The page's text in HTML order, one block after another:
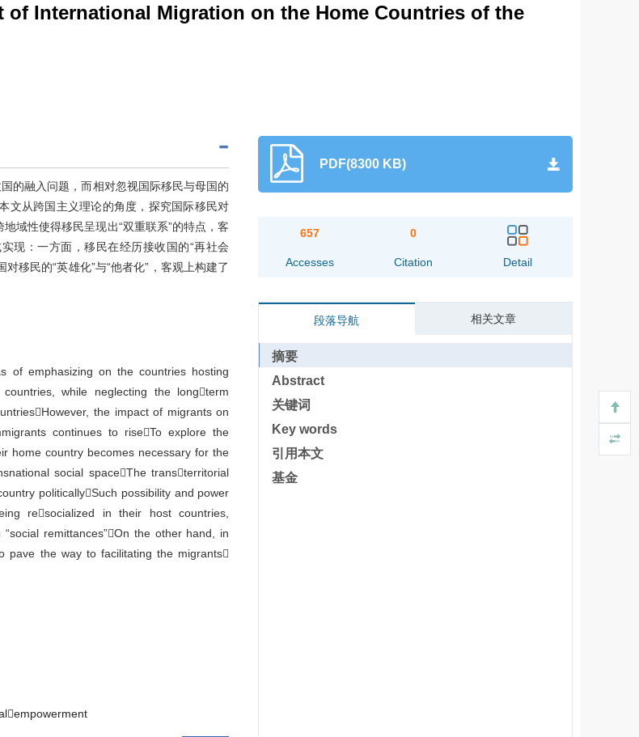
International Migration on the Home Countries of the
的融入问题，而相对忽视国际移民与母国的
文从跨国主义理论的角度，探究国际移民对
域性使得移民呈现出“双重联系”的特点，客
现：一方面，移民在经历接收国的“再社会
移民的“英雄化”与“他者化”，客观上构建了
of emphasizing on the countries hosting
while neglecting the longterm
the impact of migrants on
continues to riseTo explore the
home country becomes necessary for the
social spaceThe transterritorial
politicallySuch possibility and power
resocialized in their host countries,
remittances”On the other hand, in
pave the way to facilitating the migrants
PDF(8300 KB)
657
Accesses
0
Citation Detail
段落导航 相关文章
摘要
Abstract
关键词
Key words
引用本文
基金